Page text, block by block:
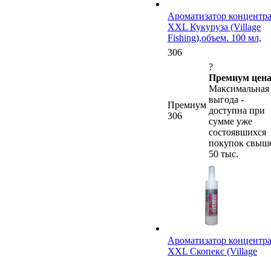
Ароматизатор
XXL Кукуруза (Village
Fishing),объем. 100 мл,
306
Премиум
306
?
Премиум
Максимальная
выгода -
доступна при
сумме уже
состоявшихся
покупок
50 тыс.
Ароматизатор
XXL Скопекс (Village